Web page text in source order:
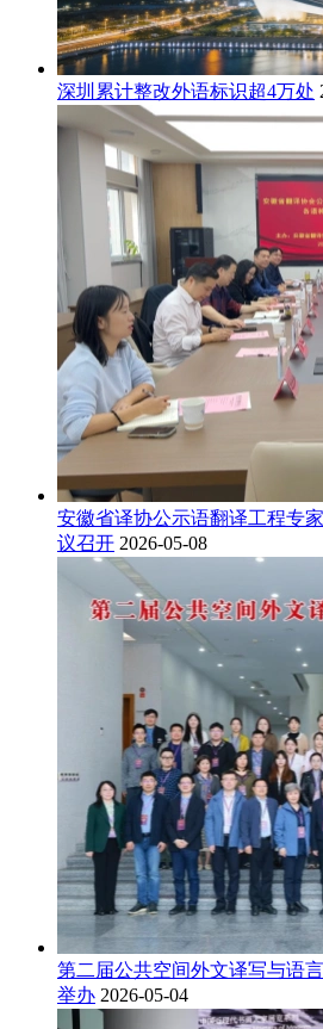
深圳累计整改外语标识超4万处
安徽省译协公示语翻译工程专
议召开 2026-05-08
第二届公共空间外文译写与语
举办 2026-05-04